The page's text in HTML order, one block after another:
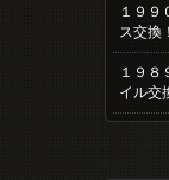
１９９
ス交換！
１９８
イル交